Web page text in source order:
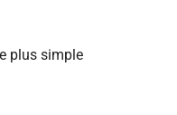
plus simple